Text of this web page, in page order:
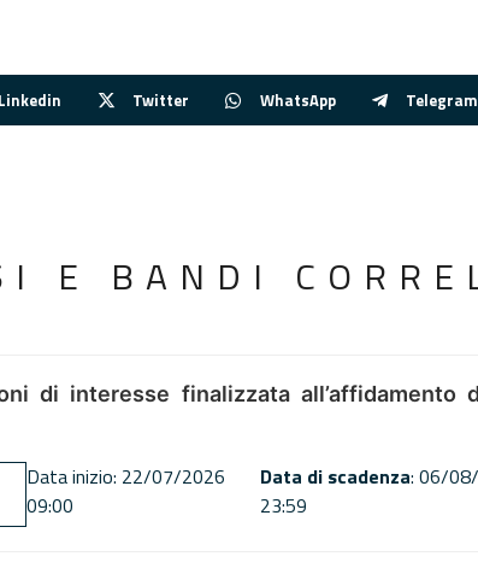
Linkedin Twitter WhatsApp Telegram
E BANDI
di interesse finalizzata
Data inizio: 22/07/2026
09:00
Data di scadenza: 06/
23:59